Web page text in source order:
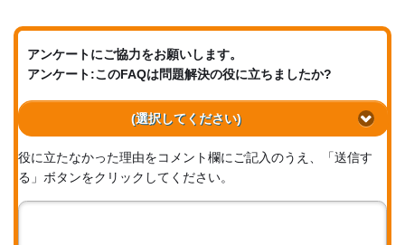
アンケートにご協力をお願いします。
アンケート:このFAQは問題解決の役に立ちましたか?
(選択してください)
役に立たなかった理由をコメント欄にご記入のうえ、「送信す
る」ボタンをクリックしてください。